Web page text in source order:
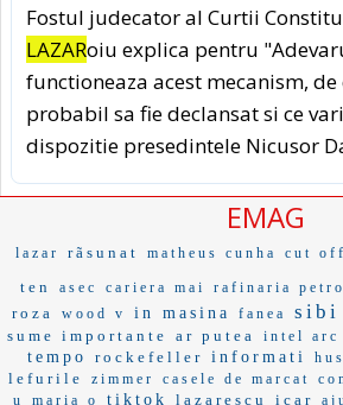
Fostul judecator al Curtii
LAZARoiu explica pentru
functioneaza acest mecanism,
probabil sa fie declansat si ce
dispozitie presedintele Nicusor
EMAG
lazar rãsunat matheus cunha cut off
ten
asec cariera mai rafinaria
roza
wood v in masina fanea sibi
sume importante ar putea intel arc
tempo rockefeller informati
lefurile zimmer casele de marcat
u
maria o tiktok lazarescu icar